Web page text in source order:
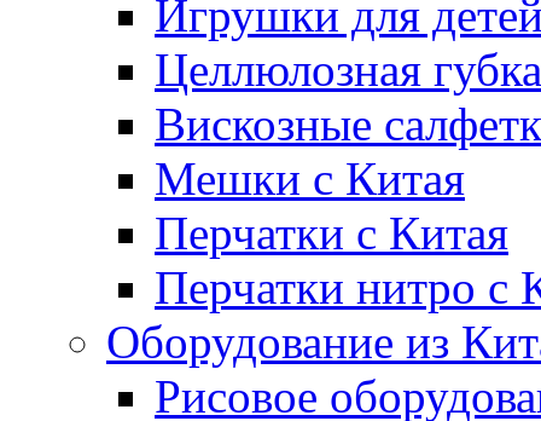
Игрушки для
Целлюлозная губка
Вискозные
Мешки с Китая
Перчатки с Китая
Перчатки нитро с
Оборудование из
Рисовое